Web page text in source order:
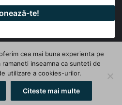
Rights Reserved | InfoHale
LinkedInYouTube
cea mai buna experienta pe
inseamna ca sunteti de
utilizare a cookies-urilor.
Citeste mai multe